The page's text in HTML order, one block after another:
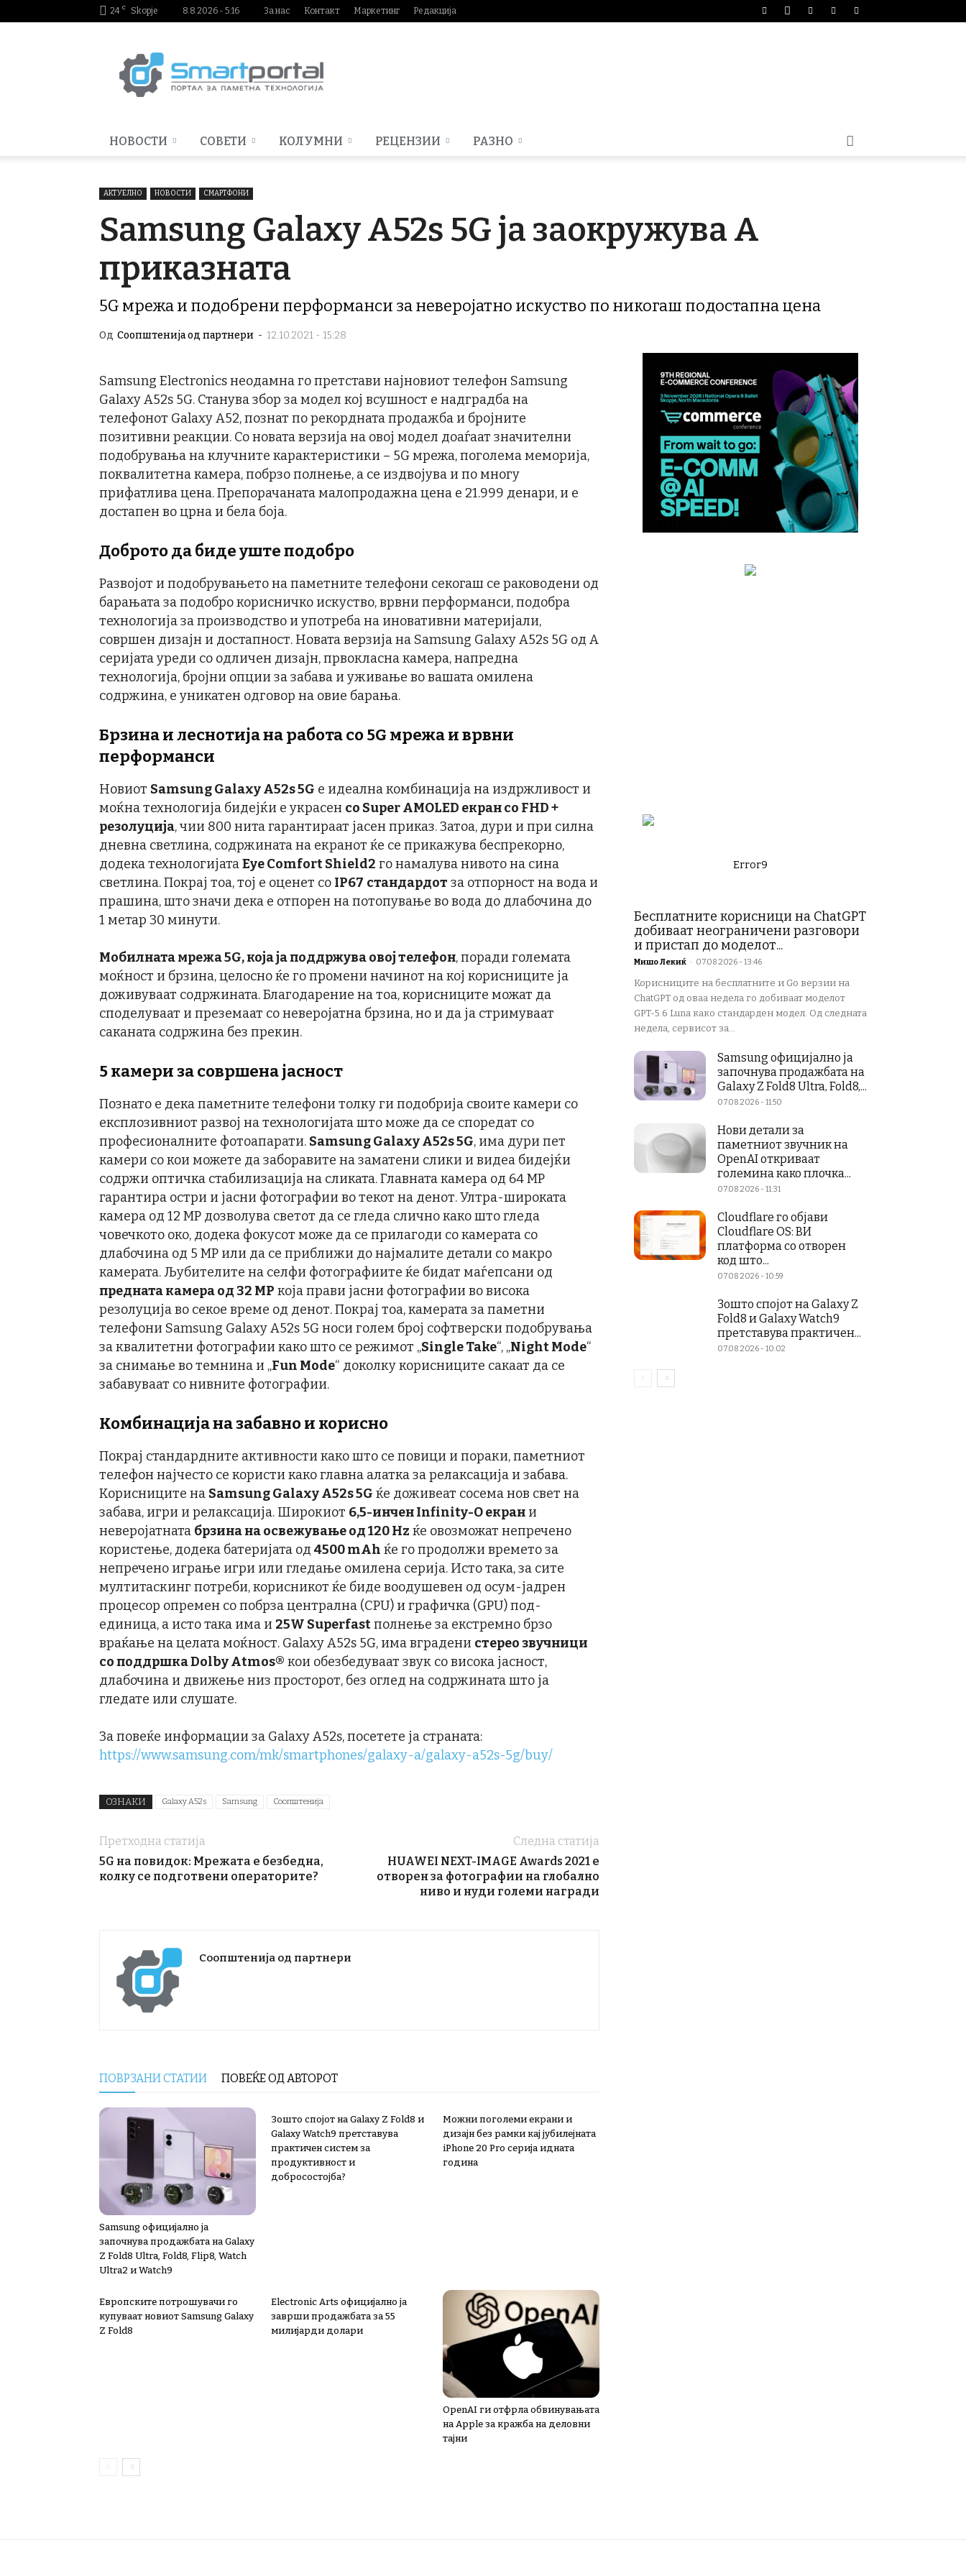
24 C Skopje 8.8.2026 - 5:16 За нас Контакт Маркетинг Редакција
НОВОСТИ СОВЕТИ КОЛУМНИ РЕЦЕНЗИИ РАЗНО
АКТУЕЛНО НОВОСТИ СМАРТФОНИ
Samsung Galaxy A52s 5G jа заокружува A
приказната
5G мрежа и подобрени перформанси за неверојатно искуство по никогаш подостапна цена
Од Соопштенија од партнери - 12.10.2021 - 15:28
Samsung Electronics неодамна го претстави најновиот телефон Samsung
Galaxy A52s 5G. Станува збор за модел кој всушност е надградба на
телефонот Galaxy А52, познат по рекордната продажба и бројните
позитивни реакции. Со новата верзија на овој модел доаѓаат значителни
подобрувања на клучните карактеристики – 5G мрежа, поголема меморија,
поквалитетна камера, побрзо полнење, а се издвојува и по многу
прифатлива цена. Препорачаната малопродажна цена е 21.999 денари, и е
достапен во црна и бела боја.
Доброто да биде уште подобро
Развојот и подобрувањето на паметните телефони секогаш се раководени од
барањата за подобро корисничко искуство, врвни перформанси, подобра
технологија за производство и употреба на иновативни материјали,
совршен дизајн и достапност. Новата верзија на Samsung Galaxy A52s 5G од А
серијата уреди со одличен дизајн, првокласна камера, напредна
технологија, бројни опции за забава и уживање во вашата омилена
содржина, е уникатен одговор на овие барања.
Брзина и леснотија на работа со 5G мрежа и врвни
перформанси
Новиот Samsung Galaxy A52s 5G е идеална комбинација на издржливост и
моќна технологија бидејќи е украсен со Super AMOLED екран со FHD +
резолуција, чии 800 нита гарантираат јасен приказ. Затоа, дури и при силна
дневна светлина, содржината на екранот ќе се прикажува беспрекорно,
додека технологијатаEye Comfort Shield2 го намалува нивото на сина
светлина. Покрај тоа, тој е оценет со IP67 стандардот за отпорност на вода и
прашина, што значи дека е отпорен на потопување во вода до длабочина до
1 метар 30 минути.
Мобилната мрежа 5G, која ја поддржува овој телефон, поради големата
моќност и брзина, целосно ќе го промени начинот на кој корисниците ја
доживуваат содржината. Благодарение на тоа, корисниците можат да
споделуваат и преземаат со неверојатна брзина, но и да ја стримуваат
саканата содржина без прекин.
5камери за совршена јасност
Познато е дека паметните телефони толку ги подобрија своите камери со
експлозивниот развој на технологијата што може да се споредат со
професионалните фотоапарати. Samsung Galaxy A52s 5G, има дури пет
камери со кои можете да заборавите на заматени слики и видеа бидејќи
содржи оптичка стабилизација на сликата. Главната камера од 64 MP
гарантира остри и јасни фотографии во текот на денот. Ултра-широката
камера од 12 MP дозволува светот да се гледа слично како што гледа
човечкото око, додека фокусот може да се прилагоди со камерата со
длабочина од 5 MP или да се приближи до најмалите детали со макро
камерата. Љубителите на селфи фотографиите ќе бидат маѓепсани од
предната камера од 32 MP која прави јасни фотографии во висока
резолуција во секое време од денот. Покрај тоа, камерата за паметни
телефони Samsung Galaxy A52s 5G носи голем број софтверски подобрувања
за квалитетни фотографии како што се режимот „Single Take“, „Night Mode“
за снимање во темнина и „Fun Mode“ доколку корисниците сакаат да се
забавуваат со нивните фотографии.
Комбинација на забавно и корисно
Покрај стандардните активности како што се повици и пораки, паметниот
телефон најчесто се користи како главна алатка за релаксација и забава.
Корисниците на Samsung Galaxy A52s 5G ќе доживеат сосема нов свет на
забава, игри и релаксација. Широкиот 6,5-инчен Infinity-O екран и
неверојатната брзина на освежување од 120 Hz ќе овозможат непречено
користење, додека батеријата од4500 mAh ќе го продолжи времето за
непречено играње игри или гледање омилена серија. Исто така, за сите
мултитаскинг потреби, корисникот ќе биде воодушевен од осум-јадрен
процесор опремен со побрза централна (CPU) и графичка (GPU) под-
единица, а исто така има и 25W Superfastполнење за екстремно брзо
враќање на целата моќност. Galaxy A52s 5G, има вградени стерео звучници
со поддршка Dolby Atmos® кои обезбедуваат звук со висока јасност,
длабочина и движење низ просторот, без оглед на содржината што ја
гледате или слушате.
За повеќе информации за Galaxy A52s, посетете ја страната:
https://www.samsung.com/mk/smartphones/galaxy-a/galaxy-a52s-5g/buy/
ОЗНАКИ Galaxy A52s Samsung Соопштенија
Претходна статија
5G на повидок: Мрежата е безбедна,
колку се подготвени операторите?
Следна статија
HUAWEI NEXT-IMAGE Awards 2021 е
отворен за фотографии на глобално
ниво и нуди големи награди
Соопштенија од партнери
ПОВРЗАНИ СТАТИИ ПОВЕЌЕ ОД АВТОРОТ
Samsung официјално ја
започнува продажбата на Galaxy
Z Fold8 Ultra, Fold8, Flip8, Watch
Ultra2 и Watch9
Зошто спојот на Galaxy Z Fold8 и
Galaxy Watch9 претставува
практичен систем за
продуктивност и
добросостојба?
Можни поголеми екрани и
дизајн без рамки кај јубилејната
iPhone 20 Pro серија идната
година
Европските потрошувачи го
купуваат новиот Samsung Galaxy
Z Fold8
Electronic Arts официјално ја
заврши продажбата за 55
милијарди долари
OpenAI ги отфрла обвинувањата
на Apple за кражба на деловни
тајни
Error9
Бесплатните корисници на ChatGPT
добиваат неограничени разговори
и пристап до моделот...
Мишо Лекиќ - 07.08.2026 - 13:46
Корисниците на бесплатните и Go верзии на
ChatGPT од оваа недела го добиваат моделот
GPT-5.6 Luna како стандарден модел. Од следната
недела, сервисот за...
Samsung официјално ја
започнува продажбата на
Galaxy Z Fold8 Ultra, Fold8,...
07.08.2026 - 11:50
Нови детали за
паметниот звучник на
OpenAI откриваат
големина како плочка...
07.08.2026 - 11:31
Cloudflare го објави
Cloudflare OS: ВИ
платформа со отворен
код што...
07.08.2026 - 10:59
Зошто спојот на Galaxy Z
Fold8 и Galaxy Watch9
претставува практичен...
07.08.2026 - 10:02